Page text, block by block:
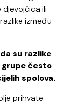
ili
između
su razlike
često
spolova.
prihvate